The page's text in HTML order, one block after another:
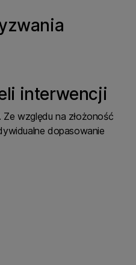
interwencji
względu na złożoność
dopasowanie